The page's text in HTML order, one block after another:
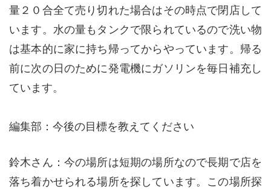
量２０合全て売り切れた場合はその時点で閉店して
います。水の量もタンクで限られているので洗い物
は基本的に家に持ち帰ってからやっています。帰る
前に次の日のために発電機にガソリンを毎日補充し
ています。
編集部：今後の目標を教えてください
鈴木さん：今の場所は短期の場所なので長期で店を
落ち着かせられる場所を探しています。この場所探